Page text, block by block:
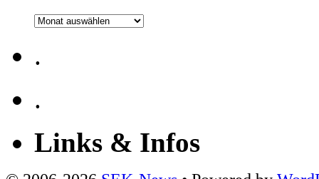
Archiv
.
.
Links & Infos